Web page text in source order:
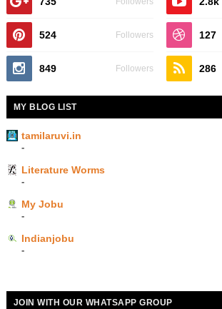
524 Followers 127
849 Followers 286
MY BLOG LIST
tamilaruvi.in
-
Literature Worms
-
My Jobu
-
Indianjobu
-
JOIN WITH OUR WHATSAPP GROUP